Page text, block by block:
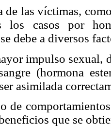
de las víctimas,
los casos por
debe a diversos
impulso sexual,
(hormona
asimilada
de
que se